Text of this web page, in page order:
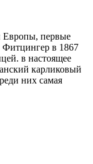
Европы, первые
Фитцингер в 1867
в настоящее
карликовый
них самая